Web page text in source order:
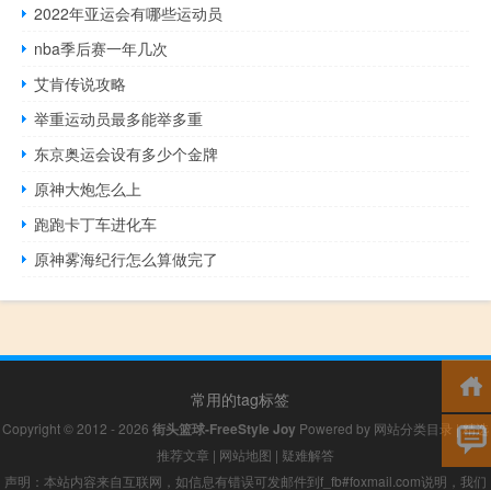
2022年亚运会有哪些运动员
nba季后赛一年几次
艾肯传说攻略
举重运动员最多能举多重
东京奥运会设有多少个金牌
原神大炮怎么上
跑跑卡丁车进化车
原神雾海纪行怎么算做完了
常用的tag标签
Copyright © 2012 - 2026 街头篮球-FreeStyle Joy Powered by 网站分类目录 |精选
推荐文章 | 网站地图 | 疑难解答
声明：本站内容来自互联网，如信息有错误可发邮件到f_fb#foxmail.com说明，我们